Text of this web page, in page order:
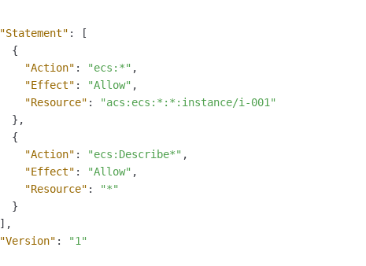
"Statement" :
[
{
"Action" : "ecs:*" ,
"Effect" : "Allow" ,
"Resource" :
"acs:ecs:*:*:instance/i-001"
} ,
{
"Action" : "ecs:Describe*" ,
"Effect" : "Allow" ,
"Resource" :
"*"
}
] ,
"Version" :
"1"